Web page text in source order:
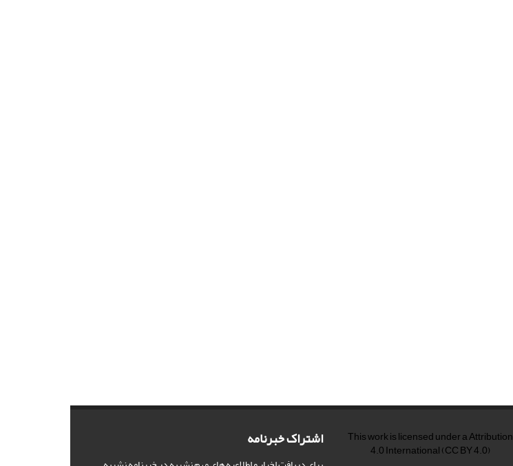
This work is licensed under aAttribution
4.0 International(CC BY 4.0) اشتراک خبرنامه